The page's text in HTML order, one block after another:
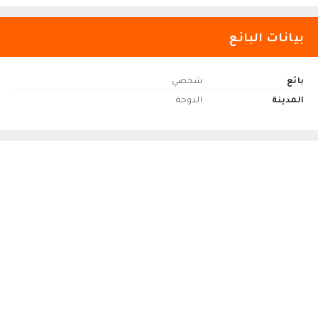
بيانات البائع
بائع
شخصي
المدينة
الدوحة